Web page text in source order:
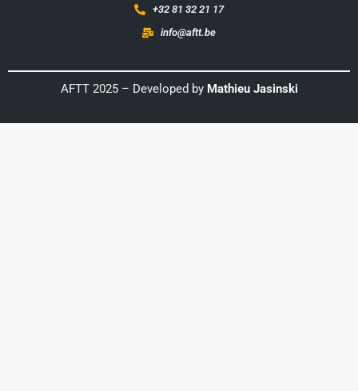
+32 81 32 21 17
info@aftt.be
AFTT 2025 – Developed by Mathieu Jasinski